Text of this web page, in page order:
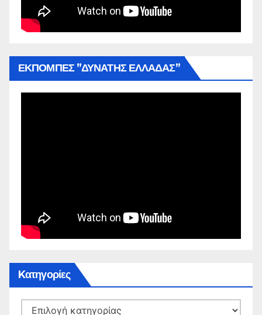
ΕΚΠΟΜΠΕΣ ”ΔΥΝΑΤΗΣ ΕΛΛΑΔΑΣ”
Kατηγορίες
Kατηγορίες